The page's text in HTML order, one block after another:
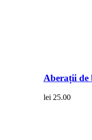
Aberații de
lei 25.00